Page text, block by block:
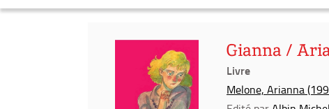
Gianna /
Livre
Melone, Arianna